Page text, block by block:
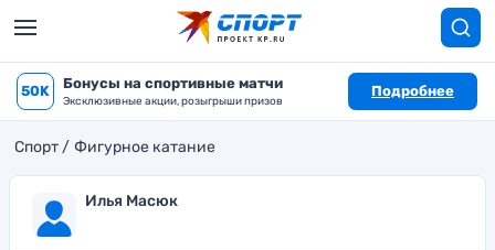
50K Бонусы на спортивные матчи
Эксклюзивные акции, розыгрыши призов
Подробнее
Спорт Фигурное катание
Илья Масюк